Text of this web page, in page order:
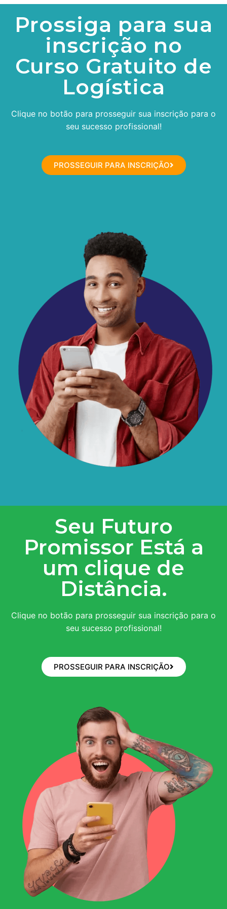
Prossiga para sua
inscrição no
Curso Gratuito de
Logística
Clique no botão para prosseguir sua inscrição para o
seu sucesso profissional!
PROSSEGUIR PARA INSCRIÇÃO
Seu Futuro
Promissor Está a
um clique de
Distância.
Clique no botão para prosseguir sua inscrição para o
seu sucesso profissional!
PROSSEGUIR PARA INSCRIÇÃO